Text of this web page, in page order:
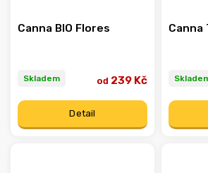
Canna BIO Flores
Skladem od 239 Kč
Detail
Canna